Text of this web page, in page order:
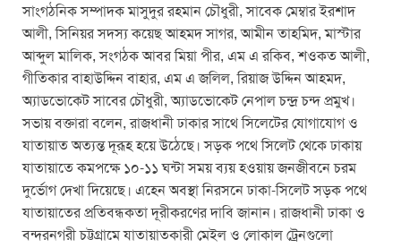
সাংগঠনিক সম্পাদক মাসুদুর রহমান চৌধুরী, সাবেক মেম্বার ইরশাদ
আলী, সিনিয়র সদস্য কয়েছ আহমদ সাগর, আমীন তাহমিদ, মাস্টার
আব্দুল মালিক, সংগঠক আবর মিয়া পীর, এম এ রকিব, শওকত আলী,
গীতিকার বাহাউদ্দিন বাহার, এম এ জলিল, রিয়াজ উদ্দিন আহমদ,
অ্যাডভোকেট সাবের চৌধুরী, অ্যাডভোকেট নেপাল চন্দ্র চন্দ প্রমুখ।
সভায় বক্তারা বলেন, রাজধানী ঢাকার সাথে সিলেটের যোগাযোগ ও
যাতায়াত অত্যন্ত দূরূহ হয়ে উঠেছে। সড়ক পথে সিলেট থেকে ঢাকায়
যাতায়াতে কমপক্ষে ১০-১১ ঘন্টা সময় ব্যয় হওয়ায় জনজীবনে চরম
দুর্ভোগ দেখা দিয়েছে। এহেন অবস্থা নিরসনে ঢাকা-সিলেট সড়ক পথে
যাতায়াতের প্রতিবন্ধকতা দূরীকরণের দাবি জানান। রাজধানী ঢাকা ও
বন্দরনগরী চট্টগ্রামে যাতায়াতকারী মেইল ও লোকাল ট্রেনগুলো